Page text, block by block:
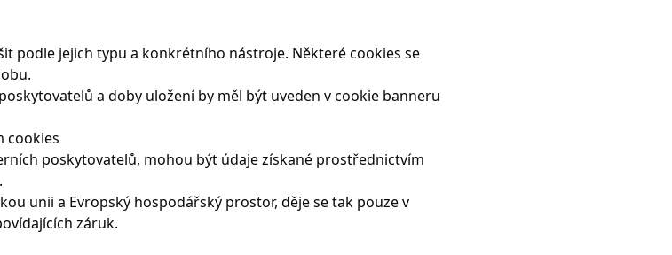
podle jejich typu a konkrétního nástroje. Některé cookies se
a doby uložení by měl být uveden v cookie banneru
cookies
poskytovatelů, mohou být údaje získané prostřednictvím
unii a Evropský hospodářský prostor, děje se tak pouze v
záruk.